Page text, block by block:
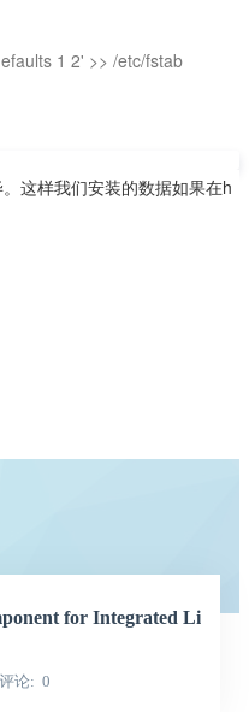
1 2' >> /etc/fstab
这样我们安装的数据如果在h
for Integrated Li
评论 0